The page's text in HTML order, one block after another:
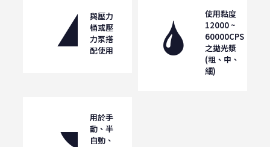
與壓力
桶或壓
力泵搭
配使用
使用黏度
12000 ~
60000CPS
之拋光漿
(粗、中、
細)
用於手
動、半
自動、